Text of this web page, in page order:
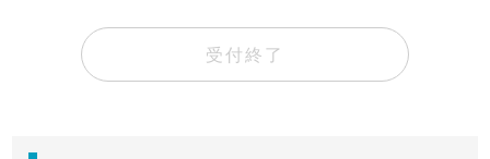
受付終了